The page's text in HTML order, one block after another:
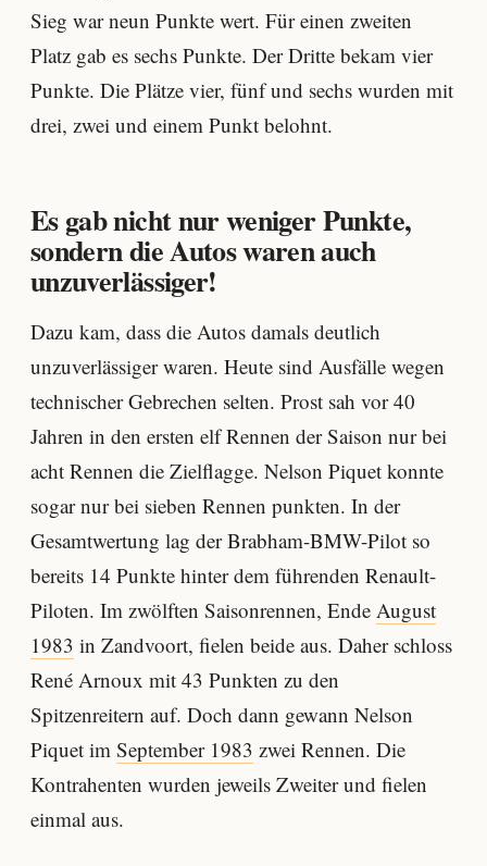
Sieg war neun Punkte wert. Für einen zweiten
Platz gab es sechs Punkte. Der Dritte bekam vier
Punkte. Die Plätze vier, fünf und sechs wurden mit
drei, zwei und einem Punkt belohnt.
Es gab nicht nur weniger Punkte,
sondern die Autos waren auch
unzuverlässiger!
Dazu kam, dass die Autos damals deutlich
unzuverlässiger waren. Heute sind Ausfälle wegen
technischer Gebrechen selten. Prost sah vor 40
Jahren in den ersten elf Rennen der Saison nur bei
acht Rennen die Zielflagge. Nelson Piquet konnte
sogar nur bei sieben Rennen punkten. In der
Gesamtwertung lag der Brabham-BMW-Pilot so
bereits 14 Punkte hinter dem führenden Renault-
Piloten. Im zwölften Saisonrennen, Ende August
1983 in Zandvoort, fielen beide aus. Daher schloss
René Arnoux mit 43 Punkten zu den
Spitzenreitern auf. Doch dann gewann Nelson
Piquet im September 1983 zwei Rennen. Die
Kontrahenten wurden jeweils Zweiter und fielen
einmal aus.